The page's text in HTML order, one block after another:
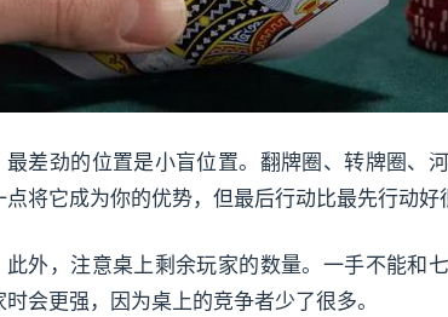
最差劲的位置是小盲位置。翻牌圈、转牌圈、
点将它成为你的优势，但最后行动比最先行动好
此外，注意桌上剩余玩家的数量。一手不能和
时会更强，因为桌上的竞争者少了很多。